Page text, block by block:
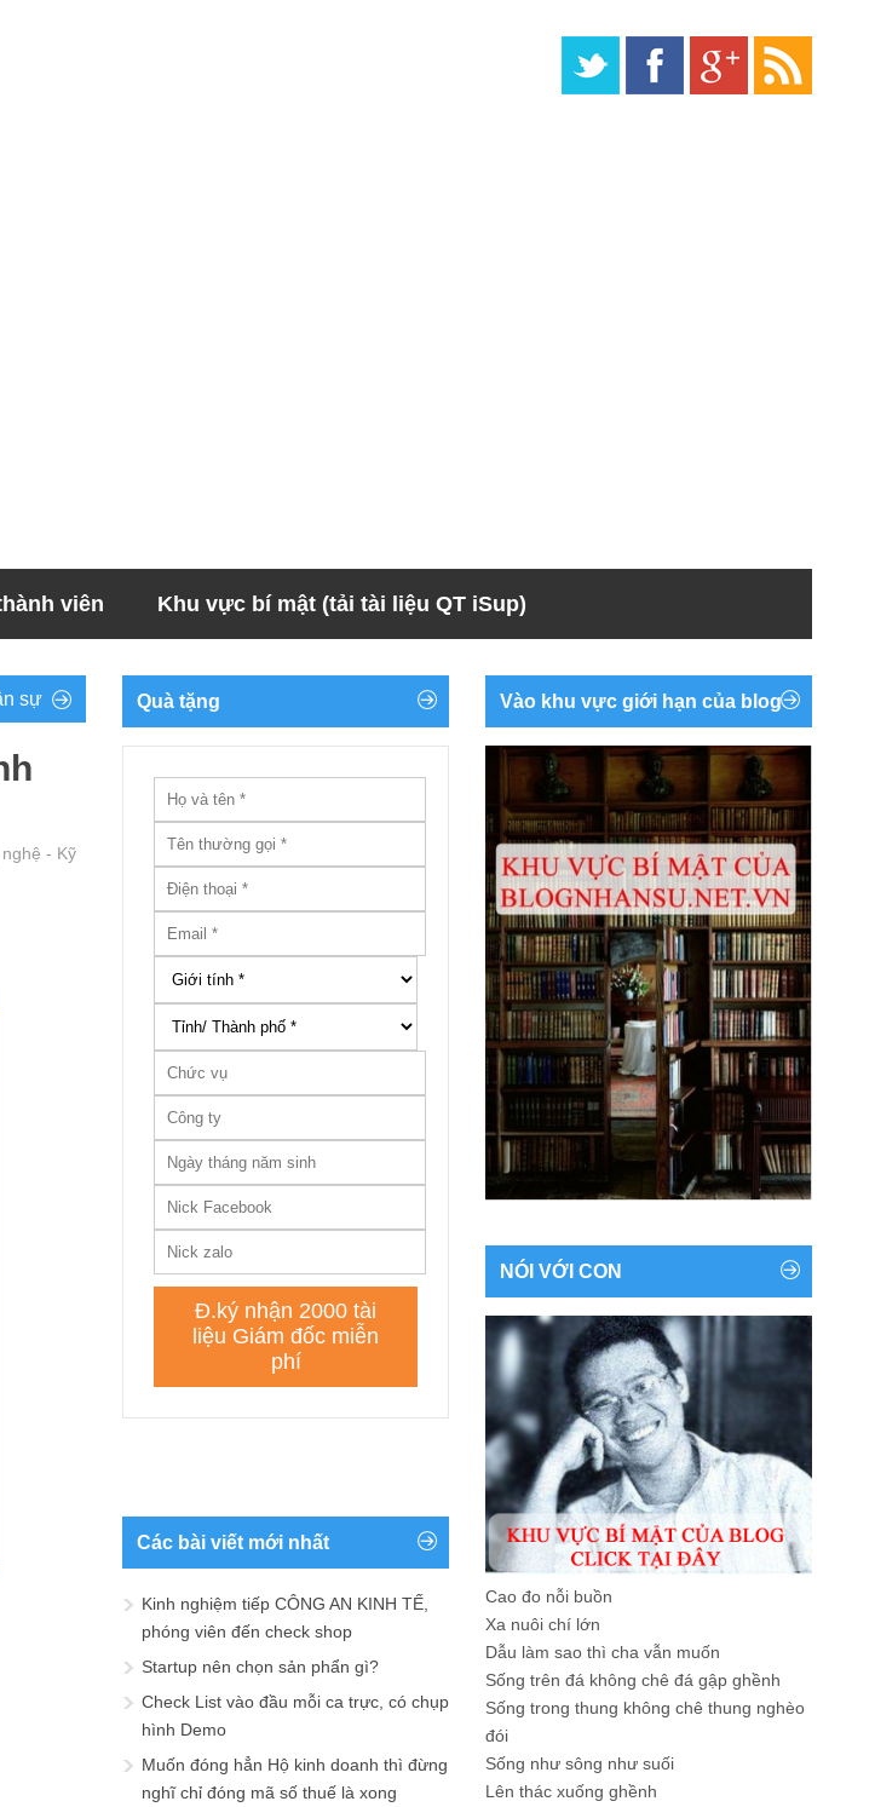
viên Khu vực bí mật (tải tài liệu QT iSup)
sự
- Kỹ
Quà tặng
Các bài viết mới nhất
Kinh nghiệm tiếp CÔNG AN KINH TẾ,
phóng viên đến check shop
Startup nên chọn sản phẩn gì?
Check List vào đầu mỗi ca trực, có chụp
hình Demo
Muốn đóng hẳn Hộ kinh doanh thì đừng
nghĩ chỉ đóng mã số thuế là xong
Vào khu vực giới hạn của blog
NÓI VỚI CON
Cao đo nỗi buồn
Xa nuôi chí lớn
Dẫu làm sao thì cha vẫn muốn
Sống trên đá không chê đá gập ghềnh
Sống trong thung không chê thung nghèo
đói
Sống như sông như suối
Lên thác xuống ghềnh